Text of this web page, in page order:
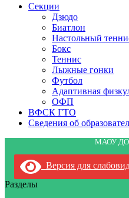
Секции
Дзюдо
Биатлон
Настольный
Бокс
Теннис
Лыжные гонки
Футбол
Адаптивная
ОФП
ВФСК ГТО
Сведения об
МАОУ ДО
Версия для
Разделы